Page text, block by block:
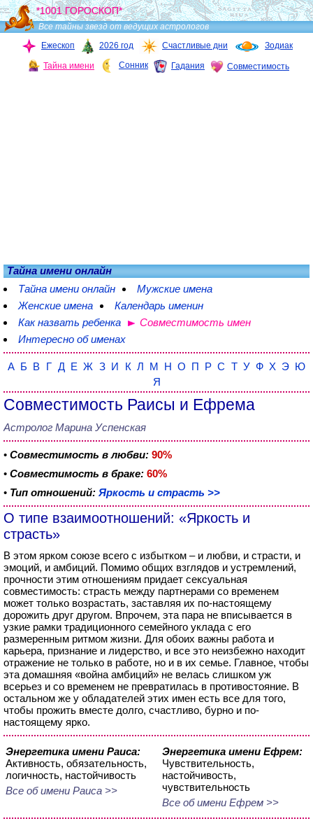
*1001 ГОРОСКОП*
Все тайны звезд от ведущих астрологов
Ежескоп
2026 год Счастливые дни Зодиак
Тайна имени Сонник Гадания Совместимость
Тайна имени онлайн
Тайна имени онлайн
Мужские имена
Женские имена
Календарь именин
Как назвать ребенка
Совместимость имен
Интересно об именах
А Б В Г Д Е Ж З И К Л М Н О П Р С Т У Ф Х Э Ю
Я
Совместимость Раисы и Ефрема
Астролог Марина Успенская
• Совместимость в любви: 90%
• Совместимость в браке: 60%
• Тип отношений: Яркость и страсть >>
О типе взаимоотношений: «Яркость и
страсть»
В этом ярком союзе всего с избытком – и любви, и страсти, и
эмоций, и амбиций. Помимо общих взглядов и устремлений,
прочности этим отношениям придает сексуальная
совместимость: страсть между партнерами со временем
может только возрастать, заставляя их по-настоящему
дорожить друг другом. Впрочем, эта пара не вписывается в
узкие рамки традиционного семейного уклада с его
размеренным ритмом жизни. Для обоих важны работа и
карьера, признание и лидерство, и все это неизбежно находит
отражение не только в работе, но и в их семье. Главное, чтобы
эта домашняя «война амбиций» не велась слишком уж
всерьез и со временем не превратилась в противостояние. В
остальном же у обладателей этих имен есть все для того,
чтобы прожить вместе долго, счастливо, бурно и по-
настоящему ярко.
Энергетика имени Раиса:
Активность, обязательность,
логичность, настойчивость
Все об имени Раиса >>
Энергетика имени Ефрем:
Чувствительность,
настойчивость,
чувствительность
Все об имени Ефрем >>